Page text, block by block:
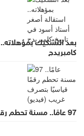
بعد التشكيك
كامبريدج
97 عامًا.. مسنة تحطم رقمًا قياسيًا بتصرف غريب (فيديو)